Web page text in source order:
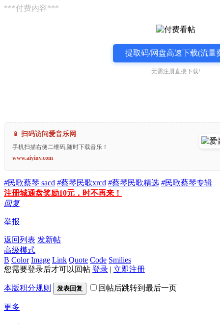
***付费内容***
提取码/网盘高速下载(流量
无需注册直接下载!
📱 扫码访问爱音乐网
手机扫描右侧二维码,随时下载音乐！
www.aiyiny.com
#民歌蔡琴 sacd #蔡琴民歌xrcd #蔡琴民歌精选 #民歌蔡琴专辑
注册城通盘奖励10元，时不再来！
回复
举报
返回列表 发新帖
高级模式
B Color Image Link Quote Code Smilies
您需要登录后才可以回帖 登录 | 立即注册
本版积分规则 发表回复 回帖后跳转到最后一页
更多